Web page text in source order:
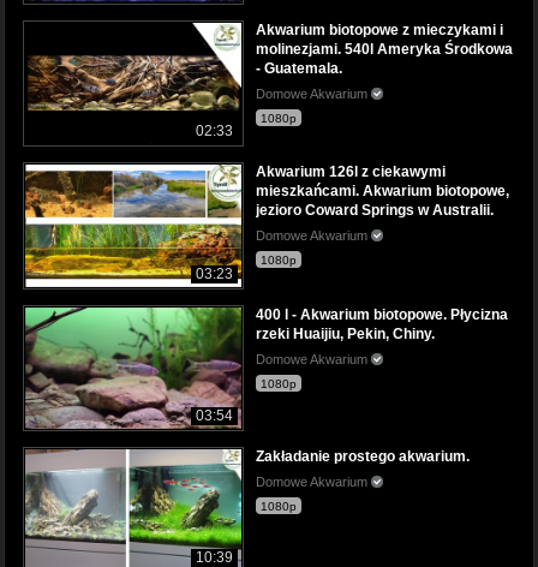
02:33
Akwarium biotopowe z mieczykami i
molinezjami. 540l Ameryka Środkowa
- Guatemala.
Domowe Akwarium
1080p
03:23
Akwarium 126l z ciekawymi
mieszkańcami. Akwarium biotopowe,
jezioro Coward Springs w Australii.
Domowe Akwarium
1080p
03:54
400 l - Akwarium biotopowe. Płycizna
rzeki Huaijiu, Pekin, Chiny.
Domowe Akwarium
1080p
10:39
Zakładanie prostego akwarium.
Domowe Akwarium
1080p